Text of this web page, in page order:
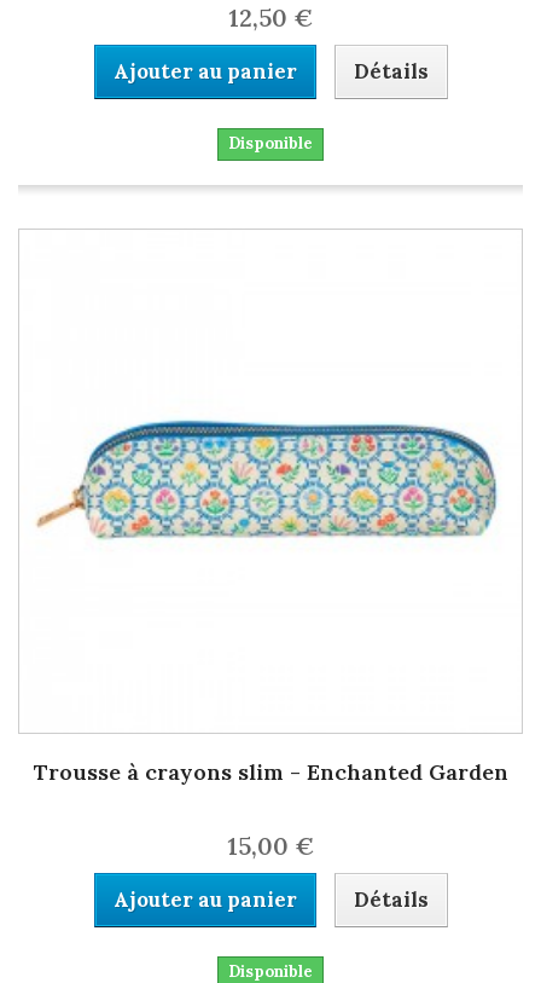
12,50 €
Ajouter au panier Détails
Disponible
Trousse à crayons slim - Enchanted Garden
15,00 €
Ajouter au panier Détails
Disponible